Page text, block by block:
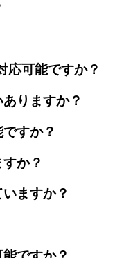
応可能ですか？
りますか？
すか？
か？
ますか？